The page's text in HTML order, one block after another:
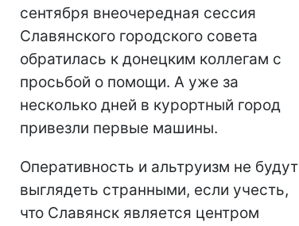
сентября внеочередная сессия
Славянского городского совета
обратилась к донецким коллегам с
просьбой о помощи. А уже за
несколько дней в курортный город
привезли первые машины.
Оперативность и альтруизм не будут
выглядеть странными, если учесть,
что Славянск является центром